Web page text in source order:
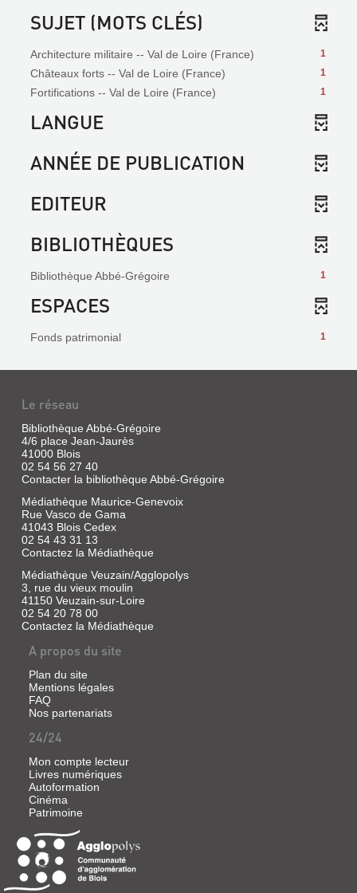
SUJET (MOTS CLÉS)
1
Architecture militaire -- Val de Loire (France)
1
Châteaux forts -- Val de Loire (France)
1
Fortifications -- Val de Loire (France)
LANGUE
ANNÉE DE PUBLICATION
EDITEUR
BIBLIOTHÈQUES
1
Bibliothèque Abbé-Grégoire
ESPACES
1
Fonds patrimonial
Le réseau
Bibliothèque Abbé-Grégoire
4/6 place Jean-Jaurès
41000 Blois
02 54 56 27 40
Contacter la bibliothèque Abbé-Grégoire
Médiathèque Maurice-Genevoix
Rue Vasco de Gama
41043 Blois Cedex
02 54 43 31 13
Contactez la Médiathèque
Médiathèque Veuzain/Agglopolys
3, rue du vieux moulin
41150 Veuzain-sur-Loire
02 54 20 78 00
Contactez la Médiathèque
A propos du site
Plan du site
Mentions légales
FAQ
Nos partenariats
24/24
Mon compte lecteur
Livres numériques
Autoformation
Cinéma
Patrimoine